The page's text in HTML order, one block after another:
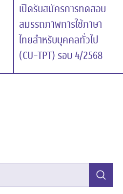
เปิดรับสมัครการทดสอบ
สมรรถภาพการใช้ภาษา
ไทยสำหรับบุคคลทั่วไป
(CU-TPT) รอบ 4/2568